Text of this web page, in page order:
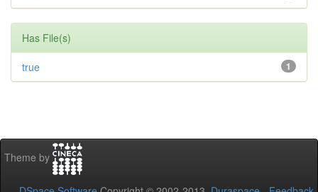
Has File(s)
1
true
Theme by